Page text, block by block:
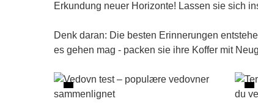
Erkundung neuer Horizonte! Lassen sie sich
Denk daran: Die besten Erinnerungen
es gehen mag - packen sie ihre Koffer mit